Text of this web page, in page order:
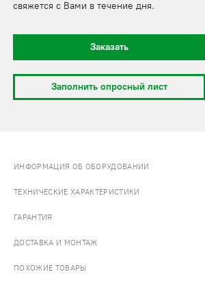
свяжется с Вами в течение дня.
Заказать
Заполнить опросный лист
ИНФОРМАЦИЯ ОБ ОБОРУДОВАНИИ
ТЕХНИЧЕСКИЕ ХАРАКТЕРИСТИКИ
ГАРАНТИЯ
ДОСТАВКА И МОНТАЖ
ПОХОЖИЕ ТОВАРЫ